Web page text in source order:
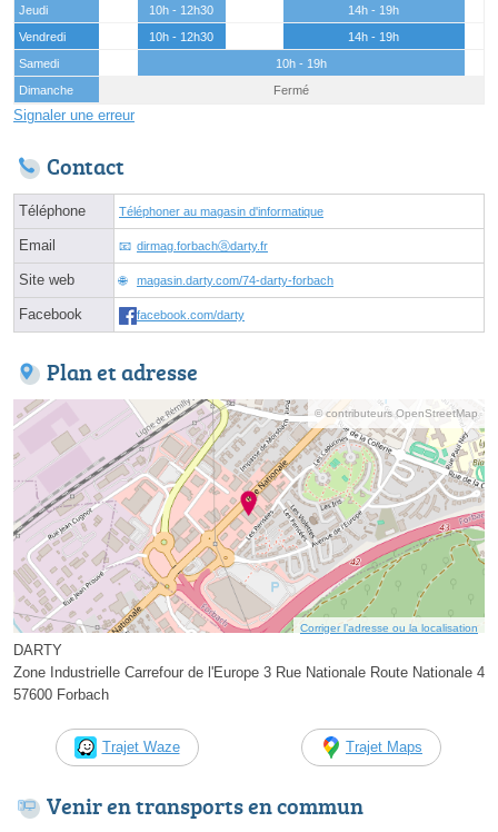
Jeudi
10h - 12h30
14h - 19h
Vendredi
10h - 12h30
14h - 19h
Samedi
10h - 19h
Dimanche
Fermé
Signaler une erreur
Contact
Téléphone Téléphoner au magasin d'informatique
Email dirmag.forbachⓐdarty.fr
Site web magasin.darty.com/74-darty-forbach
Facebook facebook.com/darty
Plan et adresse
© contributeurs OpenStreetMap
Corriger l’adresse ou la localisation
DARTY
Zone Industrielle Carrefour de l'Europe 3 Rue Nationale Route Nationale 4
57600 Forbach
Trajet Waze Trajet Maps
Venir en transports en commun